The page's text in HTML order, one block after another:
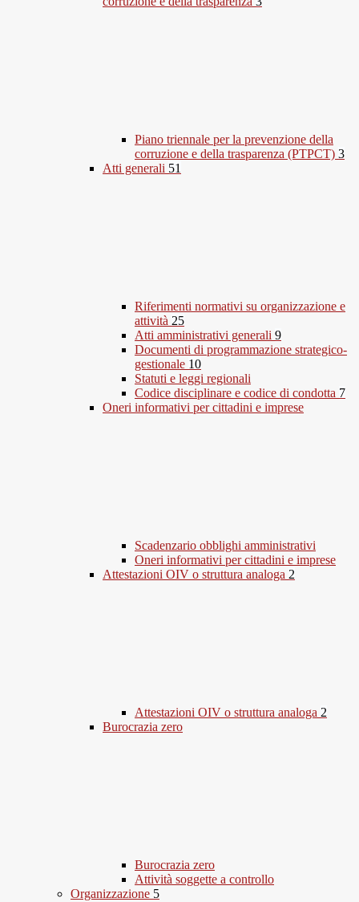
Piano triennale per la prevenzione della
corruzione e della trasparenza (PTPCT) 3
Atti generali 51
Riferimenti normativi su organizzazione e
attività 25
Atti amministrativi generali 9
Documenti di programmazione strategico-
gestionale 10
Statuti e leggi regionali
Codice disciplinare e codice di condotta 7
Oneri informativi per cittadini e imprese
Scadenzario obblighi amministrativi
Oneri informativi per cittadini e imprese
Attestazioni OIV o struttura analoga 2
Attestazioni OIV o struttura analoga 2
Burocrazia zero
Burocrazia zero
Attività soggette a controllo
Organizzazione 5